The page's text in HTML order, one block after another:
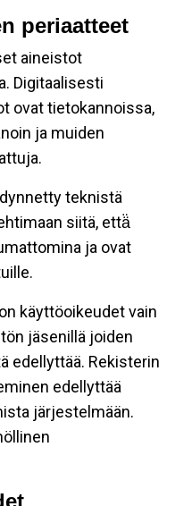
periaatteet
aineistot
Digitaalisesti
ovat tietokannoissa,
ja muiden
teknistä
siitä, että̈
ja ovat
käyttöoikeudet vain
jäsenillä joiden
edellyttää. Rekisterin
edellyttää
järjestelmään.